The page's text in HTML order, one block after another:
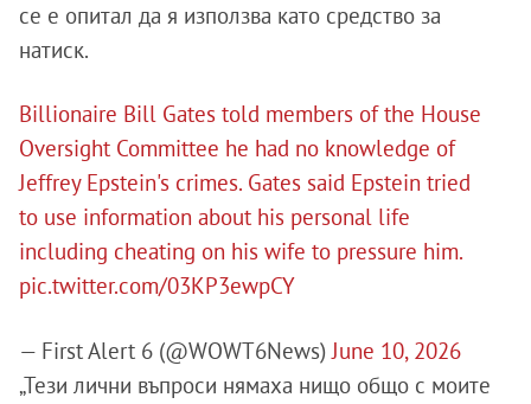
се е опитал да я използва като средство за
натиск.
Billionaire Bill Gates told members of the House
Oversight Committee he had no knowledge of
Jeffrey Epstein's crimes. Gates said Epstein tried
to use information about his personal life
including cheating on his wife to pressure him.
pic.twitter.com/03KP3ewpCY
— First Alert 6 (@WOWT6News)June 10, 2026
„Тези лични въпроси нямаха нищо общо с моите